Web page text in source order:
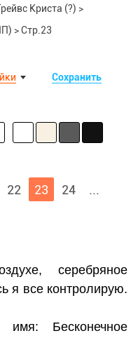
Криста (?) >
>Стр.23
Сохранить
22 23 24
...
серебряное
я все контролирую.
имя: Бесконечное